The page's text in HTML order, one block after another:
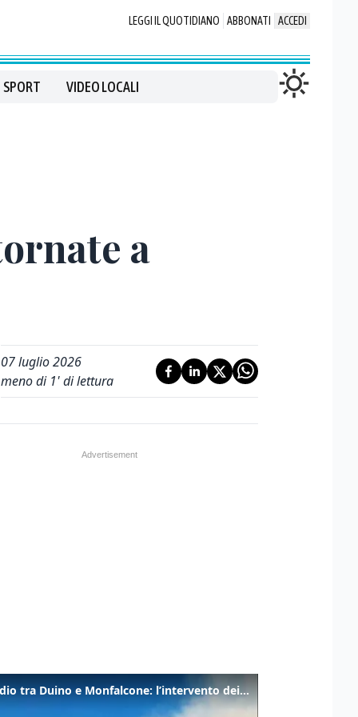
LEGGI IL QUOTIDIANO ABBONATI ACCEDI
SPORT VIDEO LOCALI
a
07 luglio 2026
meno di 1' di lettura
Incendio tra Duino e Monfalcone: l’intervento dei vigili del fuoco